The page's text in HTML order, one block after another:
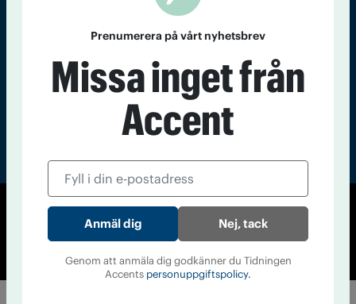
Accent
© Tidningen Accent 2026
Cookiepolicy
Personuppgiftspolicy
Prenumerera på vårt nyhetsbrev
Missa inget från
Accent
Nej, tack
Genom att anmäla dig godkänner du Tidningen
Accents personuppgiftspolicy.